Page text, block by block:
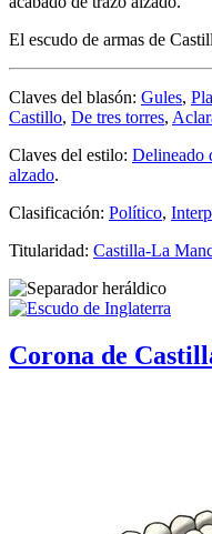
El escudo de armas de
Claves del blasón: Gules,
Castillo, De tres torres,
Claves del estilo: Delineado
alzado.
Clasificación: Político,
Titularidad: Castilla-La
Corona de